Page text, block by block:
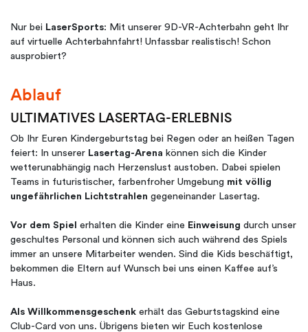
Nur bei LaserSports: Mit unserer 9D-VR-Achterbahn geht Ihr
auf virtuelle Achterbahnfahrt! Unfassbar realistisch! Schon
ausprobiert?
Ablauf
ULTIMATIVES LASERTAG-ERLEBNIS
Ob Ihr Euren Kindergeburtstag bei Regen oder an heißen Tagen
feiert: In unserer Lasertag-Arena können sich die Kinder
wetterunabhängig nach Herzenslust austoben. Dabei spielen
Teams in futuristischer, farbenfroher Umgebung mit völlig
ungefährlichen Lichtstrahlen gegeneinander Lasertag.
Vor dem Spiel erhalten die Kinder eine Einweisung durch unser
geschultes Personal und können sich auch während des Spiels
immer an unsere Mitarbeiter wenden. Sind die Kids beschäftigt,
bekommen die Eltern auf Wunsch bei uns einen Kaffee auf’s
Haus.
Als Willkommensgeschenk erhält das Geburtstagskind eine
Club-Card von uns. Übrigens bieten wir Euch kostenlose